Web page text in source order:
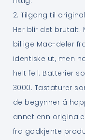
2. Tilgang til
Her blir det brutalt.
billige Mac-deler
identiske ut, men
helt feil. Batterier
3000. Tastaturer
de begynner å
annet enn
fra godkjente